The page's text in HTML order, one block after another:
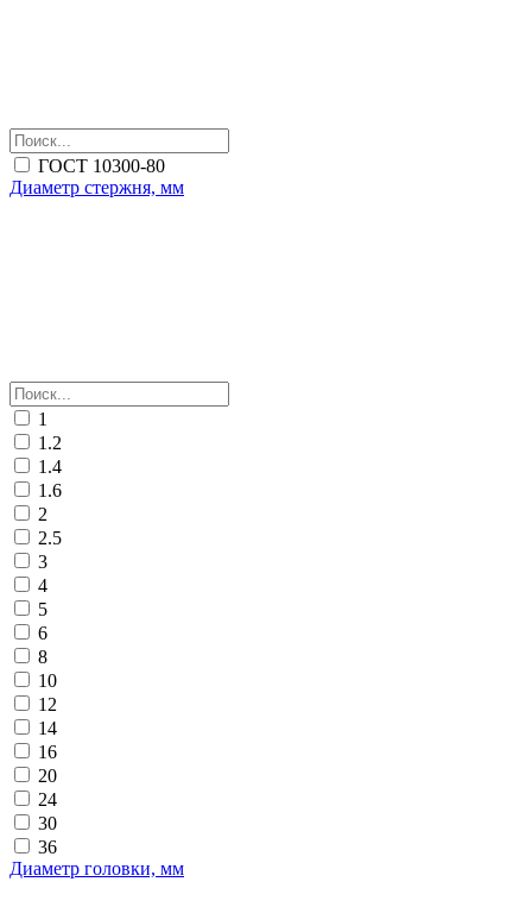
ГОСТ 10300-80
Диаметр стержня, мм
1
1.2
1.4
1.6
2
2.5
3
4
5
6
8
10
12
14
16
20
24
30
36
Диаметр головки, мм